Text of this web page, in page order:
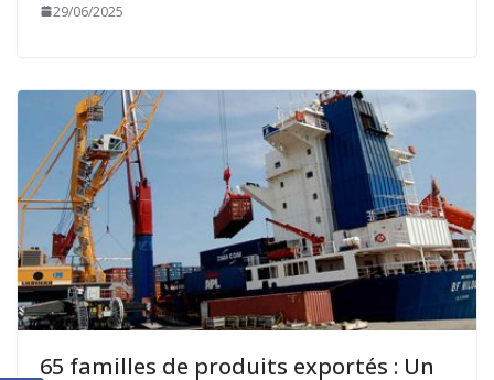
29/06/2025
65 familles de produits exportés : Un